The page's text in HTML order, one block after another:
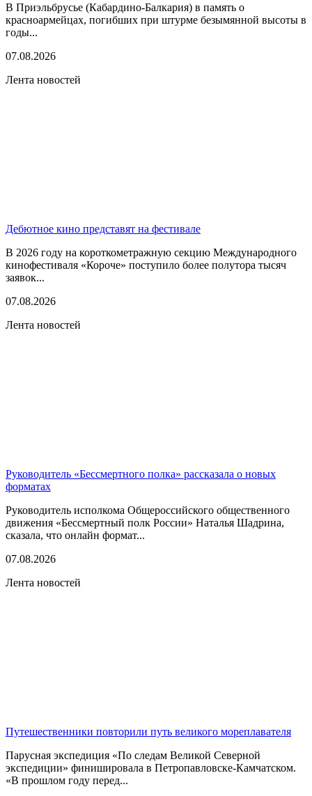
В Приэльбрусье (Кабардино-Балкария) в память о
красноармейцах, погибших при штурме безымянной высоты в
годы...
07.08.2026
Лента новостей
Дебютное кино представят на фестивале
В 2026 году на короткометражную секцию Международного
кинофестиваля «Короче» поступило более полутора тысяч
заявок...
07.08.2026
Лента новостей
Руководитель «Бессмертного полка» рассказала о новых
форматах
Руководитель исполкома Общероссийского общественного
движения «Бессмертный полк России» Наталья Шадрина,
сказала, что онлайн формат...
07.08.2026
Лента новостей
Путешественники повторили путь великого мореплавателя
Парусная экспедиция «По следам Великой Северной
экспедиции» финишировала в Петропавловске-Камчатском.
«В прошлом году перед...